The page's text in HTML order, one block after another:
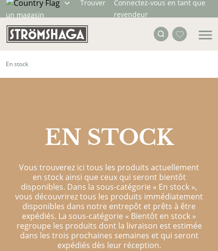
Trouver
un magasin
Connectez-vous en tant que
revendeur
En stock
EN STOCK
Vous trouverez ici tous les produits actuellement
en stock ainsi que ceux qui seront bientôt
disponibles. Dans la sous-catégorie « En stock »,
vous découvrirez tous les produits immédiatement
disponibles dans notre entrepôt et prêts à être
expédiés. La sous-catégorie « Bientôt en stock »
regroupe les produits dont la livraison est estimée
dans les trois prochaines semaines et qui seront
expédiés dès leur réception.